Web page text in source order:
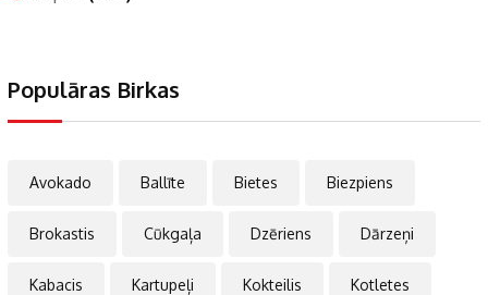
Populāras Birkas
Avokado Ballīte Bietes Biezpiens
Brokastis Cūkgaļa Dzēriens Dārzeņi
Kabacis Kartupeļi Kokteilis Kotletes